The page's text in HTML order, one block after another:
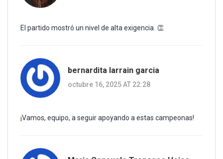
El partido mostró un nivel de alta exigencia. 👏
bernardita larrain garcia
octubre 16, 2025 AT 22:28
¡Vamos, equipo, a seguir apoyando a estas campeonas!